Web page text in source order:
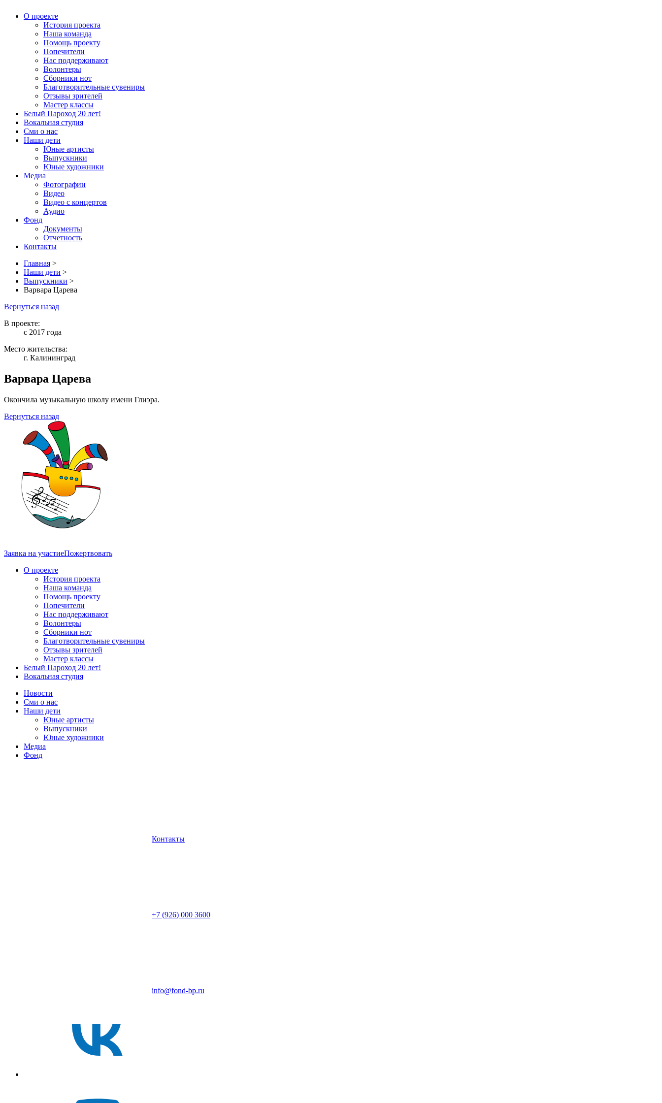
О проекте
История проекта
Наша команда
Помощь проекту
Попечители
Нас поддерживают
Волонтеры
Сборники нот
Благотворительные сувениры
Отзывы зрителей
Мастер классы
Белый Пароход 20 лет!
Вокальная студия
Сми о нас
Наши дети
Юные артисты
Выпускники
Юные художники
Медиа
Фотографии
Видео
Видео с концертов
Аудио
Фонд
Документы
Отчетность
Контакты
Главная >
Наши дети >
Выпускники >
Варвара Царева
Вернуться назад
В проекте:
с 2017 года
Место жительства:
г. Калининград
Варвара Царева
Окончила музыкальную школу имени Глиэра.
Вернуться назад
Заявка на участиеПожертвовать
О проекте
История проекта
Наша команда
Помощь проекту
Попечители
Нас поддерживают
Волонтеры
Сборники нот
Благотворительные сувениры
Отзывы зрителей
Мастер классы
Белый Пароход 20 лет!
Вокальная студия
Новости
Сми о нас
Наши дети
Юные артисты
Выпускники
Юные художники
Медиа
Фонд
Контакты
+7 (926) 000 3600
info@fond-bp.ru